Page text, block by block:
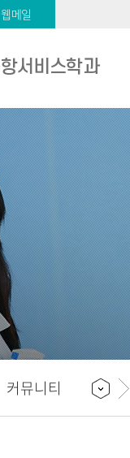
웹메일
서비스학과
커뮤니티